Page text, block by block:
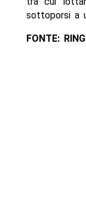
sottoporsi a
FONTE: